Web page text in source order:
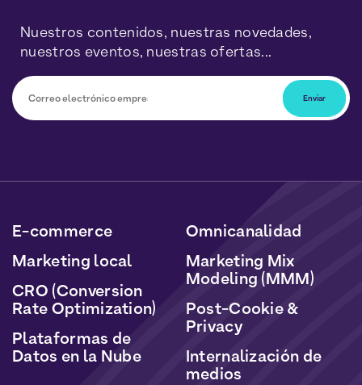
Nuestros contenidos, nuestras novedades,
nuestros eventos, nuestras ofertas...
datos serán tratados de acuerdo con nuestra Política
E-commerce
Marketing local
CRO (Conversion
Rate Optimization)
Plataformas de
Datos en la Nube
Omnicanalidad
Marketing Mix
Modeling (MMM)
Post-Cookie &
Privacy
Internalización de
medios